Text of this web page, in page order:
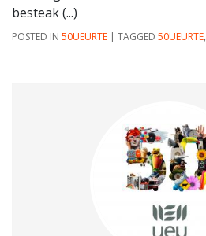
besteak (...)
POSTED IN 50UEURTE | TAGGED 50UEURTE,